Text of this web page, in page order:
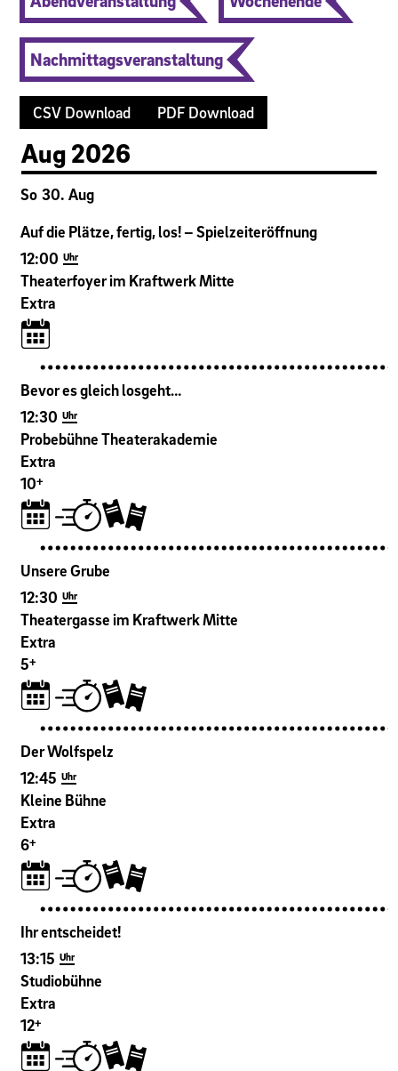
Nachmittagsveranstaltung
CSV Download PDF Download
Aug2026
So 30. Aug
Auf die Plätze, fertig, los! – Spielzeiteröffnung
12:00 Uhr
Theaterfoyer im Kraftwerk Mitte
Extra
Bevor es gleich losgeht…
12:30 Uhr
10+
Probebühne Theaterakademie
Extra
Unsere Grube
12:30 Uhr
5+
Theatergasse im Kraftwerk Mitte
Extra
Der Wolfspelz
12:45 Uhr
6+
Kleine Bühne
Extra
Ihr entscheidet!
13:15 Uhr
12+
Studiobühne
Extra